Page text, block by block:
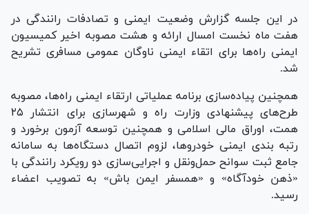
در این جلسه گزارش وضعیت ایمنی و تصادفات رانندگی در
هفت ماه نخست امسال ارائه و هشت مصوبه اخیر کمیسیون
ایمنی راه‌ها برای اتقاء ایمنی ناوگان عمومی مسافری تشریح
شد.
همچنین پیاده‌سازی برنامه عملیاتی ارتقاء ایمنی راه‌ها، مصوبه
طرح‌های پیشنهادی وزارت راه و شهرسازی برای انتشار ۲۵
همت، اوراق مالی اسلامی و همچنین توسعه آزمون برخورد و
رتبه بندی ایمنی خودروها، لزوم اتصال دستگاه‌ها به سامانه
جامع ثبت سوانح حمل‌ونقل و اجرایی‌سازی دو رویکرد رانندگی با
«ذهن خودآگاه» و «همسفر ایمن باش» به تصویب اعضاء
رسید.